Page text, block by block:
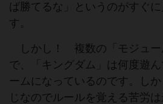
ば勝てるな」というのがすぐ
す。
しかし！ 複数の「モジュー
で、「キングダム」は何度遊
ームになっているのです。し
じなのでルールを覚える苦労